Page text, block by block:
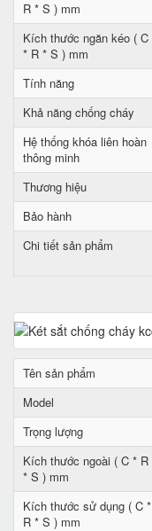
R * S ) mm
Kích thước ngăn kéo ( C
* R * S ) mm
Tính năng
Khả năng chống cháy
Hệ thống khóa liên hoàn
thông minh
Thương hiệu
Bảo hành
Chi tiết sản phẩm
Tên sản phẩm
Model
Trọng lượng
Kích thước ngoài ( C * R
* S ) mm
Kích thước sử dụng ( C *
R * S ) mm